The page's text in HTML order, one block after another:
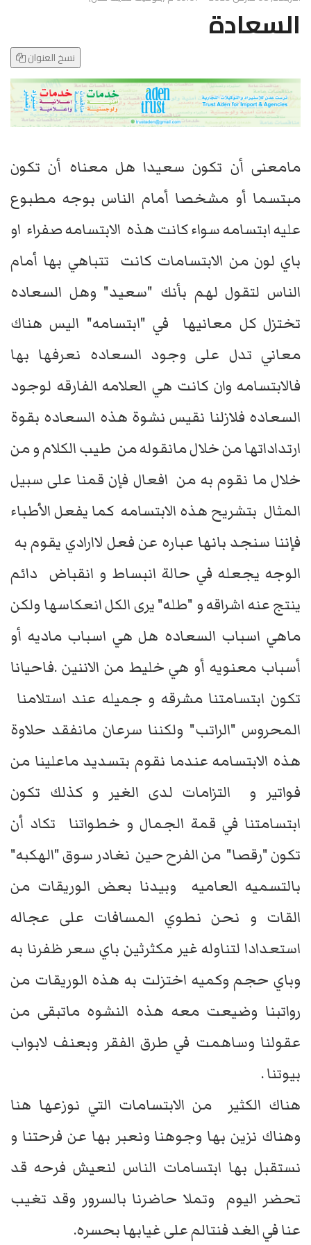
e
v
i
g
a
i
n
السعادة
نسخ العنوان
​مامعنى أن تكون سعيدا هل معناه أن تكون
مبتسما أو مشخصا أمام الناس بوجه مطبوع
عليه ابتسامه سواء كانت هذه الابتسامه صفراء او
باي لون من الابتسامات كانت تتباهي بها أمام
الناس لتقول لهم بأنك "سعيد" وهل السعاده
تختزل كل معانيها في "ابتسامه" اليس هناك
معاني تدل على وجود السعاده نعرفها بها
فالابتسامه وان كانت هي العلامه الفارقه لوجود
السعاده فلازلنا نقيس نشوة هذه السعاده بقوة
ارتداداتها من خلال مانقوله من طيب الكلام و من
خلال ما نقوم به من افعال فإن قمنا على سبيل
المثال بتشريح هذه الابتسامه كما يفعل الأطباء
فإننا سنجد بانها عباره عن فعل لاارادي يقوم به
الوجه يجعله في حالة انبساط و انقباض دائم
ينتج عنه اشراقه و "طله" يرى الكل انعكاسها ولكن
ماهي اسباب السعاده هل هي اسباب ماديه أو
أسباب معنويه أو هي خليط من الاننين .فاحيانا
تكون ابتسامتنا مشرقه و جميله عند استلامنا
المحروس "الراتب" ولكننا سرعان مانفقد حلاوة
هذه الابتسامه عندما نقوم بتسديد ماعلينا من
فواتير و التزامات لدى الغير و كذلك تكون
ابتسامتنا في قمة الجمال و خطواتنا تكاد أن
تكون "رقصا" من الفرح حين نغادر سوق "الهكبه"
بالتسميه العاميه وبيدنا بعض الوريقات من
القات و نحن نطوي المسافات على عجاله
استعدادا لتناوله غير مكثرثين باي سعر ظفرنا به
وباي حجم وكميه اختزلت به هذه الوريقات من
رواتبنا وضيعت معه هذه النشوه ماتبقى من
عقولنا وساهمت في طرق الفقر وبعنف لابواب
بيوتنا .
هناك الكثير من الابتسامات التي نوزعها هنا
وهناك نزين بها وجوهنا ونعبر بها عن فرحتنا و
نستقبل بها ابتسامات الناس لنعيش فرحه قد
تحضر اليوم وتملا حاضرنا بالسرور وقد تغيب
عنا في الغد فنتالم على غيابها بحسره.